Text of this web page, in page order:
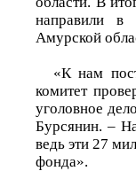
направили в
Амурской
«К нам
комитет
уголовное
Бурсянин. –
ведь эти 27
фонда».